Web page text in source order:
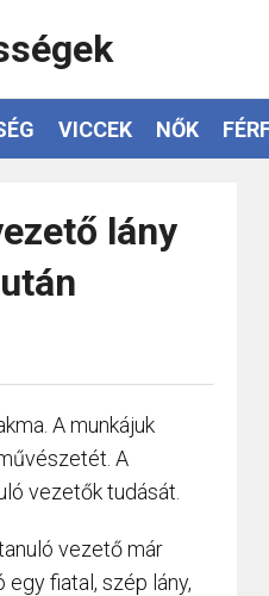
VICCEK NŐK
lány
A munkájuk
A
vezetők tudását.
vezető már
fiatal, szép lány,